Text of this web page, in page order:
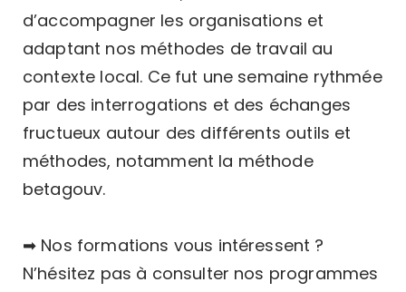
d’accompagner les organisations et
adaptant nos méthodes de travail au
contexte local. Ce fut une semaine rythmée
par des interrogations et des échanges
fructueux autour des différents outils et
méthodes, notamment la méthode
betagouv.
➡ Nos formations vous intéressent ?
N’hésitez pas à consulter nos programmes